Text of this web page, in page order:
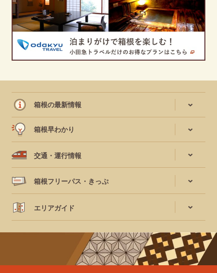
箱根の最新情報
箱根早わかり
交通・運行情報
箱根フリーパス・きっぷ
エリアガイド